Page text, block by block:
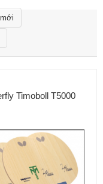
Timoboll T5000